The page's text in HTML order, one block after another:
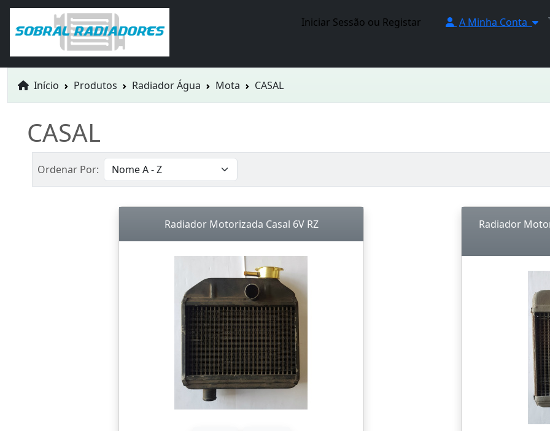
Iniciar Sessão ou Registar A Minha Conta
Início Produtos Radiador Água Mota CASAL
CASAL
Ordenar Por:
Radiador Motorizada Casal 6V RZ Radiador